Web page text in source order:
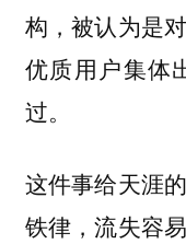
构，被认为是
优质用户集体
过。
这件事给天涯
铁律，流失容